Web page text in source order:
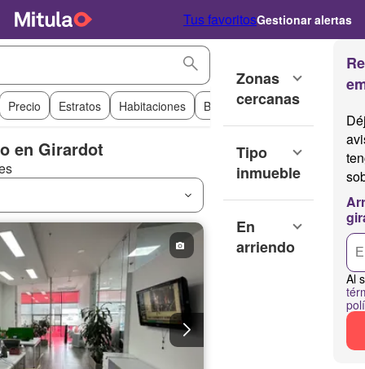
Tus favoritosGestionar alertas
Precio Estratos Habitaciones Baños Tipo de propiedad
en Girardot
Zonas
cercanas
Tipo
inmueble
En
arriendo
Al